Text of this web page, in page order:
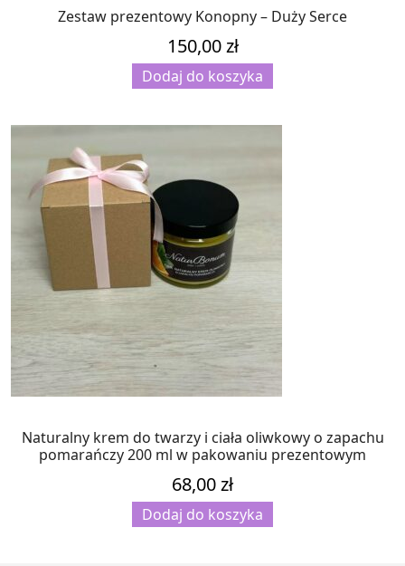
Zestaw prezentowy Konopny – Duży Serce
150,00zł
Dodaj do koszyka
Naturalny krem do twarzy i ciała oliwkowy o zapachu
pomarańczy 200 ml w pakowaniu prezentowym
68,00zł
Dodaj do koszyka